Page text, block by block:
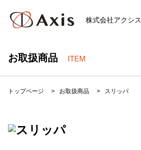
株式会社アクシス
お取扱商品 ITEM
トップページ > お取扱商品 > スリッパ